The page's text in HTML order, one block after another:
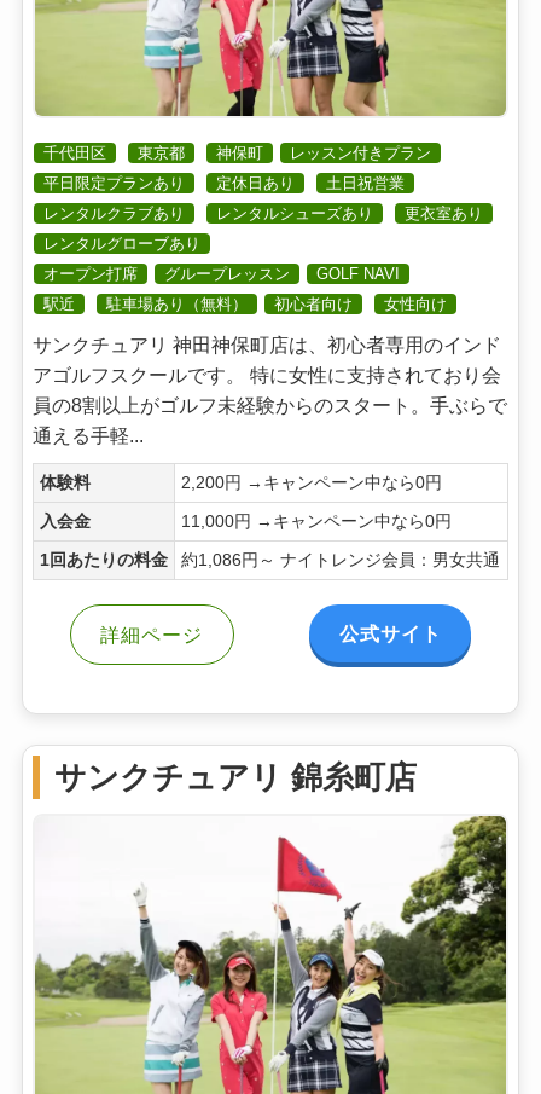
千代田区 東京都 神保町
レッスン付きプラン
平日限定プランあり
定休日あり
土日祝営業
レンタルクラブあり
レンタルシューズあり
更衣室あり
レンタルグローブあり
オープン打席
グループレッスン
GOLF NAVI
駅近
駐車場あり（無料） 初心者向け 女性向け
サンクチュアリ 神田神保町店は、初心者専用のインド
アゴルフスクールです。 特に女性に支持されており会
員の8割以上がゴルフ未経験からのスタート。手ぶらで
通える手軽...
体験料 2,200円 →キャンペーン中なら0円
入会金 11,000円 →キャンペーン中なら0円
1回あたりの料金 約1,086円～ ナイトレンジ会員：男女共通
詳細ページ 公式サイト
サンクチュアリ 錦糸町店